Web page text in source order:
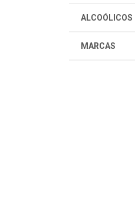
ALCOÓLICOS
MARCAS